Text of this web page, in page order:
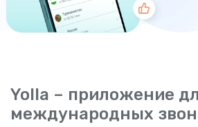
Yolla – приложение
международных